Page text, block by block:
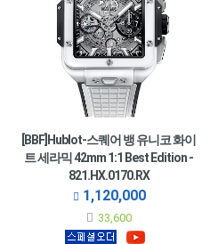
[BBF]Hublot-스퀘어 뱅 유니코 화이
트 세라믹 42mm 1:1 Best Edition -
821.HX.0170.RX
1,120,000
33,600